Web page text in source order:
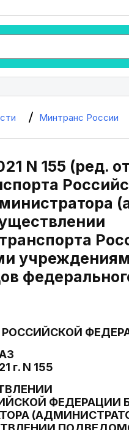
Минтранс России
N 155 (ред.
г. N 155